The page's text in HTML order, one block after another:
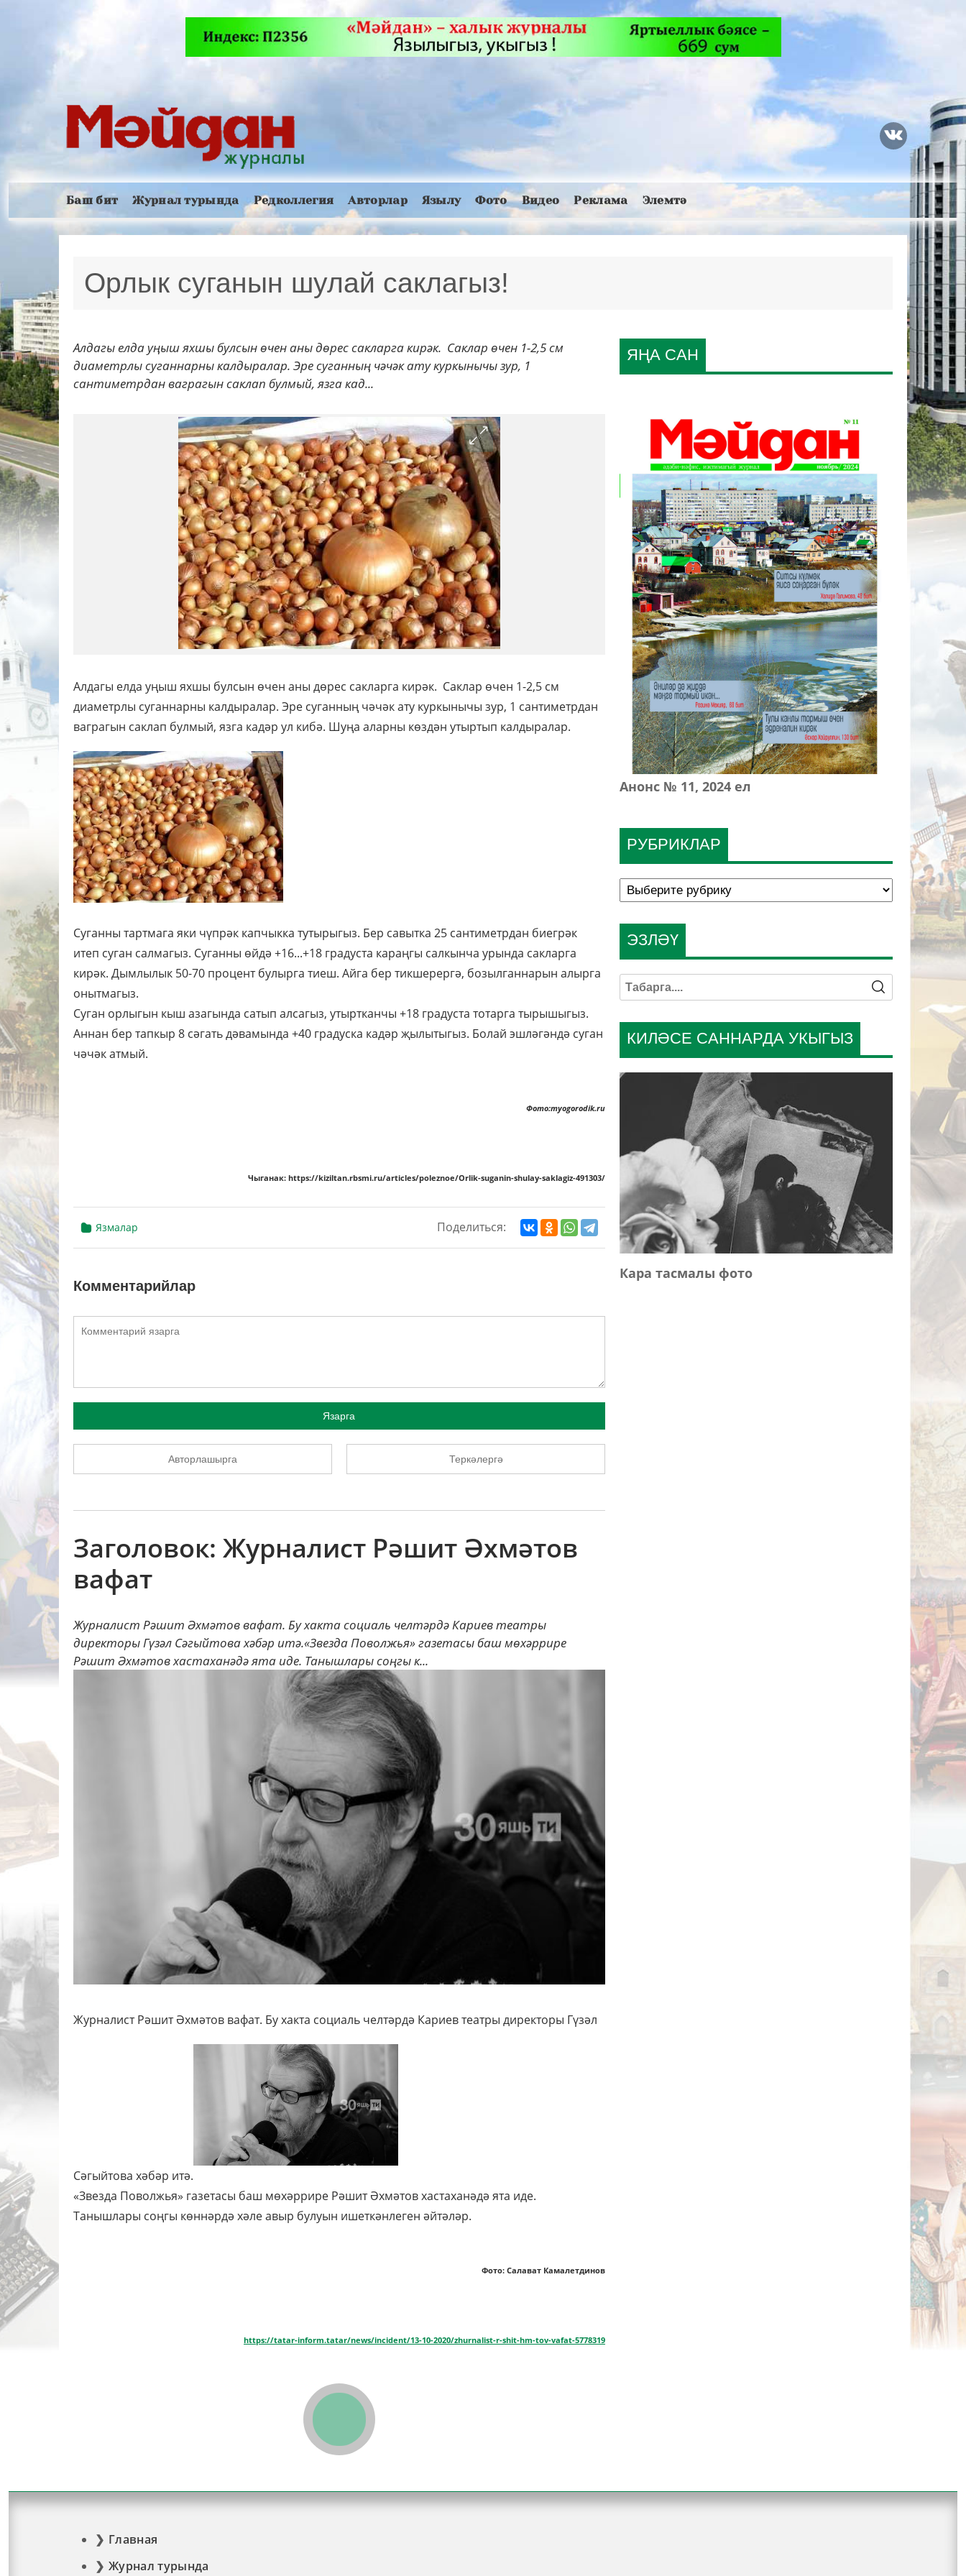
Баш бит Журнал турында Редколлегия Авторлар Язылу Фото Видео Реклама Элемтә
Орлык суганын шулай саклагыз!
Алдагы елда уңыш яхшы булсын өчен аны дөрес сакларга кирәк. Саклар өчен 1-2,5 см
диаметрлы суганнарны калдыралар. Эре суганның чәчәк ату куркынычы зур, 1
сантиметрдан ваграгын саклап булмый, язга кад...
Алдагы елда уңыш яхшы булсын өчен аны дөрес сакларга кирәк. Саклар өчен 1-2,5 см
диаметрлы суганнарны калдыралар. Эре суганның чәчәк ату куркынычы зур, 1 сантиметрдан
ваграгын саклап булмый, язга кадәр ул кибә. Шуңа аларны көздән утыртып калдыралар.
Суганны тартмага яки чүпрәк капчыкка тутырыгыз. Бер савытка 25 сантиметрдан биегрәк
итеп суган салмагыз. Суганны өйдә +16...+18 градуста караңгы салкынча урында сакларга
кирәк. Дымлылык 50-70 процент булырга тиеш. Айга бер тикшерергә, бозылганнарын алырга
онытмагыз.
Суган орлыгын кыш азагында сатып алсагыз, утыртканчы +18 градуста тотарга тырышыгыз.
Аннан бер тапкыр 8 сәгать дәвамында +40 градуска кадәр җылытыгыз. Болай эшләгәндә суган
чәчәк атмый.
Фото:myogorodik.ru
Чыганак: https://kiziltan.rbsmi.ru/articles/poleznoe/Orlik-suganin-shulay-saklagiz-491303/
Язмалар Поделиться:
Комментарийлар
Язарга
Авторлашырга Теркәлергә
Заголовок: Журналист Рәшит Әхмәтов
вафат
Журналист Рәшит Әхмәтов вафат. Бу хакта социаль челтәрдә Кариев театры
директоры Гүзәл Сәгыйтова хәбәр итә.«Звезда Поволжья» газетасы баш мөхәррире
Рәшит Әхмәтов хастаханәдә ята иде. Танышлары соңгы к...
Журналист Рәшит Әхмәтов вафат. Бу хакта социаль челтәрдә Кариев театры директоры Гүзәл
Сәгыйтова хәбәр итә.
«Звезда Поволжья» газетасы баш мөхәррире Рәшит Әхмәтов хастаханәдә ята иде.
Танышлары соңгы көннәрдә хәле авыр булуын ишеткәнлеген әйтәләр.
Фото: Салават Камалетдинов
https://tatar-inform.tatar/news/incident/13-10-2020/zhurnalist-r-shit-hm-tov-vafat-5778319
РУБРИКЛАР
ЯҢА САН
Анонс № 11, 2024 ел
КИЛӘСЕ САННАРДА УКЫГЫЗ
Кара тасмалы фото
ЭЗЛӘҮ
Главная
Журнал турында